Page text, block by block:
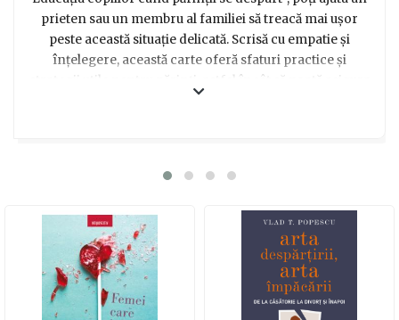
prieten sau un membru al familiei să treacă mai ușor
peste această situație delicată. Scrisă cu empatie și
înțelegere, această carte oferă sfaturi practice și
strategii utile pentru părinți, astfel încât să poată asigura
dacă ești în căutarea unui cadou pentru un prieten sau
pentru cei care au nevoie de sprijin și inspirație în
perioada post-divorț. Cumpără această carte acum și
oferă un dar valoros celui drag, ajutându-l să
transforme schimbările într-o oportunitate de creștere